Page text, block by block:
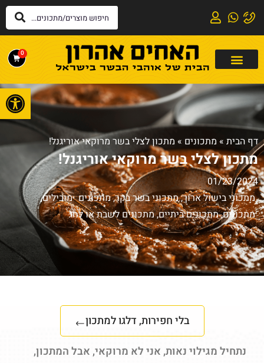
0
דף הבית » מתכונים » מתכון לצלי בשר מרוקאי אוריגנל!
מתכון לצלי בשר מרוקאי אוריגנל!
01/23/2024
מתכוני בישול ארוך,מתכוני בשר בקר,מתכונים מובילים,
מתכונים,מתכונים ביתיים,מתכונים לשבת או לחג
בלי חפירות, דלגו למתכון
נתחיל מגילוי נאות, אני לא מרוקאי, אבל המתכון,